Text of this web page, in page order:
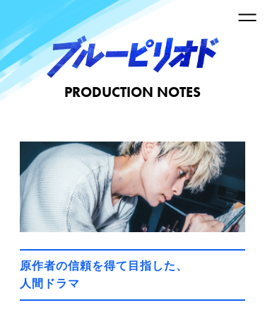
PRODUCTION NOTES
原作者の信頼を得て目指した、
人間ドラマ